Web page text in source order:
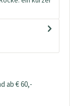
ab € 60,-